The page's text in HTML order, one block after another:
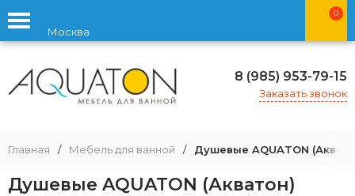
Москва
0
8 (985) 953-79-15
Заказать звонок
Главная / Мебель для ванной / Душевые AQUATON
Душевые AQUATON (Акватон)